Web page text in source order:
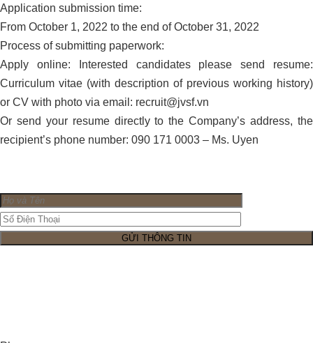
Application submission time:
From October 1, 2022 to the end of October 31, 2022
Process of submitting paperwork:
Apply online: Interested candidates please send resume:
Curriculum vitae (with description of previous working history)
or CV with photo via email: recruit@jvsf.vn
Or send your resume directly to the Company’s address, the
recipient’s phone number: 090 171 0003 – Ms. Uyen